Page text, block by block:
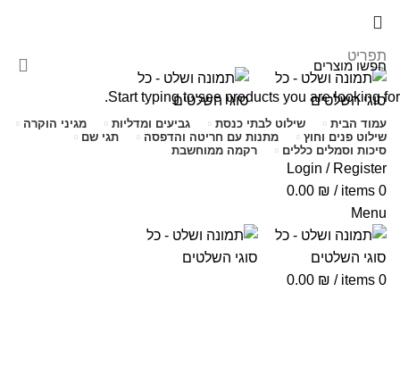
תפריט
עמוד הבית שילוט לבתי כנסת גביעים ומדליות
מגיני הוקרה
שילוט פנים וחוץ
מתנות עם חריטה והדפסה
תגי שם
סיכות וסמלים כללים
רקמה ממוחשבת
Login / Register
0
items
/
0.00 ₪
Menu
0
items
/
0.00 ₪
Start typing to see products you are looking for.